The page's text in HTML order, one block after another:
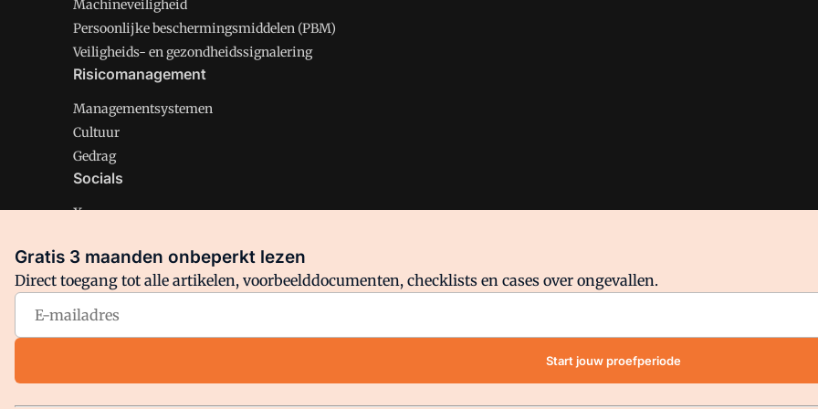
Machineveiligheid
Persoonlijke beschermingsmiddelen (PBM)
Veiligheids- en gezondheidssignalering
Risicomanagement
Managementsystemen
Cultuur
Gedrag
Socials
X
Facebook
Arbo is onderdeel van VMN media. Lees inons manifestwaar VMN media voor staat. Op gebruik van deze site zijn de
Gratis 3 maanden onbeperkt lezen
Direct toegang tot alle artikelen, voorbeelddocumenten, checklists en cases over ongevallen.
Start jouw proefperiode